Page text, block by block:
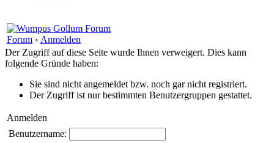
Forum › Anmelden
Der Zugriff auf diese Seite wurde Ihnen verweigert. Dies kann
folgende Gründe haben:
Sie sind nicht angemeldet bzw. noch gar nicht registriert.
Der Zugriff ist nur bestimmten Benutzergruppen gestattet.
Anmelden
Benutzername: